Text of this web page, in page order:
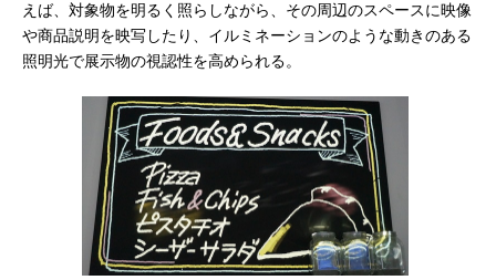
えば、対象物を明るく照らしながら、その周辺のスペースに映像
や商品説明を映写したり、イルミネーションのような動きのある
照明光で展示物の視認性を高められる。